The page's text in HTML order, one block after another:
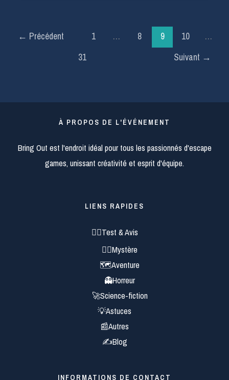
← Précédent 1 … 8 9 10
…
31
Suivant →
À PROPOS DE L'ÉVÉNEMENT
Bring Out est l'endroit idéal pour tous les passionnés d'escape
games, unissant créativité et esprit d'équipe.
LIENS RAPIDES
🕵️‍♂️Test & Avis
🕵️‍♀️Mystère
🗺️Aventure
👻Horreur
🚀Science-fiction
💡Astuces
📰Autres
✍Blog
INFORMATIONS DE CONTACT